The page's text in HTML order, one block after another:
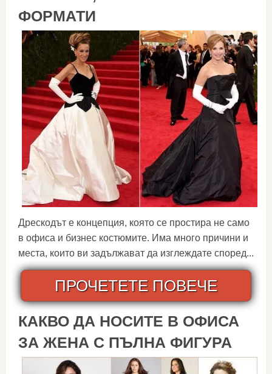
ФОРМАТИ
Дрескодът е концепция, която се простира не само
в офиса и бизнес костюмите. Има много причини и
места, които ви задължават да изглеждате според...
ПРОЧЕТЕТЕ ПОВЕЧЕ
КАКВО ДА НОСИТЕ В ОФИСА
ЗА ЖЕНА С ПЪЛНА ФИГУРА